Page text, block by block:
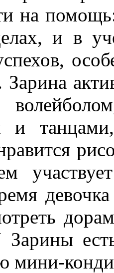
на
и в
Зарина
и
мини-